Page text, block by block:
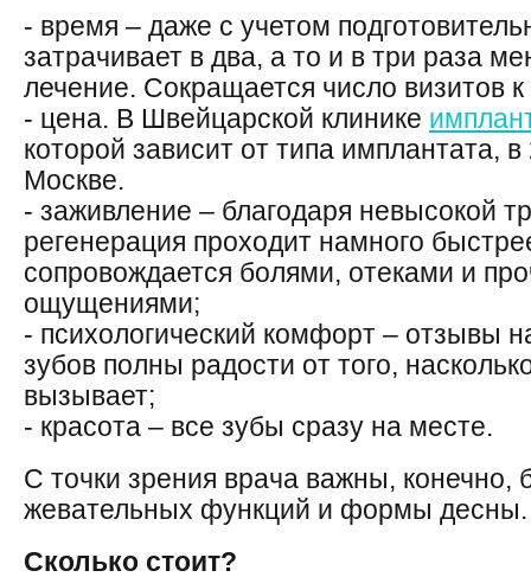
- время – даже с учетом
затрачивает в два, а то и в три раза
лечение. Сокращается число визитов к
- цена. В Швейцарской клинике
которой зависит от типа имплантата,
Москве.
- заживление – благодаря невысокой
регенерация проходит намного
сопровождается болями, отеками и
ощущениями;
- психологический комфорт – отзывы
зубов полны радости от того,
вызывает;
- красота – все зубы сразу на месте.
С точки зрения врача важны, конечно,
жевательных функций и формы десны.
Сколько стоит?